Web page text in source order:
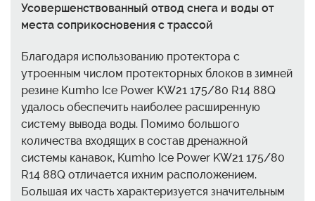
Усовершенствованный отвод снега и воды от
места соприкосновения с трассой
Благодаря использованию протектора с
утроенным числом протекторных блоков в зимней
резине Kumho Ice Power KW21 175/80 R14 88Q
удалось обеспечить наиболее расширенную
систему вывода воды. Помимо большого
количества входящих в состав дренажной
системы канавок, Kumho Ice Power KW21 175/80
R14 88Q отличается ихним расположением.
Большая их часть характеризуется значительным